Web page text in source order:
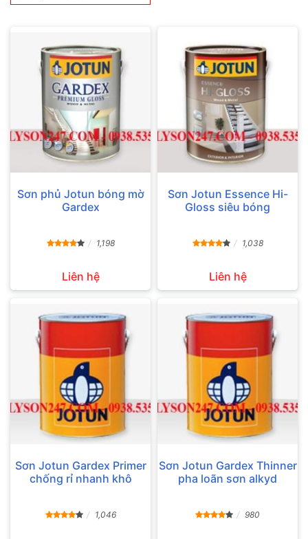
Sơn phủ Jotun bóng mờ
Gardex
1,198
Liên hệ
Sơn Jotun Essence Hi-
Gloss siêu bóng
1,038
Liên hệ
Sơn Jotun Gardex Primer
chống rỉ nhanh khô
1,046
Sơn Jotun Gardex Thinner
pha loãn sơn alkyd
980